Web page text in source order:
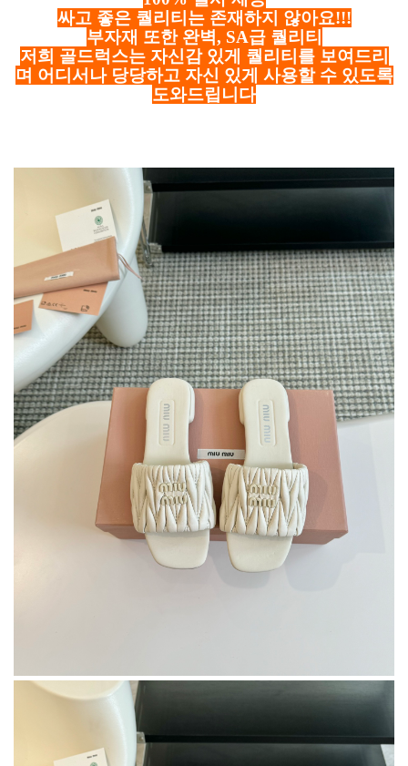
싸고 좋은 퀄리티는 존재하지 않아요!!!
부자재 또한 완벽, SA급 퀄리티
저희 골드럭스는 자신감 있게 퀄리티를 보여드리
며 어디서나 당당하고 자신 있게 사용할 수 있도록
도와드립니다